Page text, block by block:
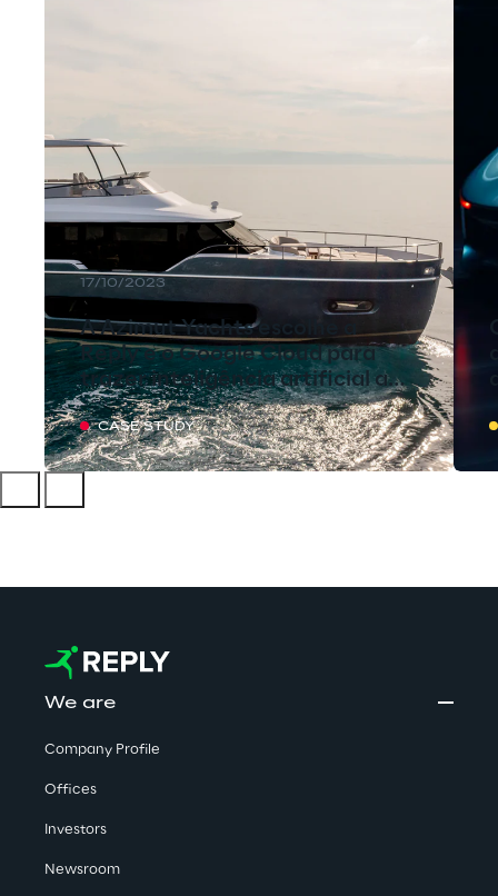
17/10/2023
A Azimut Yachts escolhe a
Reply e o Google Cloud para
trazer inteligência artificial a
bordo
CASE STUDY
We are
Company Profile
Offices
Investors
Newsroom